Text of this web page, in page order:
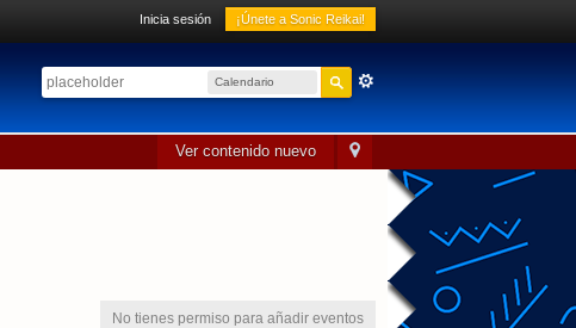
Inicia sesión ¡Únete a Sonic Reikai!
Calendario
sónico
Ver contenido nuevo
No tienes permiso para añadir eventos